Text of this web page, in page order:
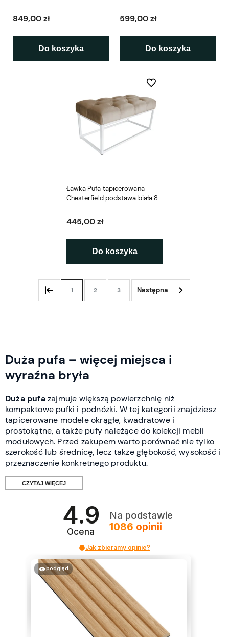
849,00 zł
Do koszyka
599,00 zł
Do koszyka
Ławka Pufa tapicerowana
Chesterfield podstawa biała 80
445,00 zł
Do koszyka
Do ulubionych
1 2 3
Duża pufa – więcej miejsca i
wyraźna bryła
Duża pufazajmuje większą powierzchnię niż
kompaktowe pufki i podnóżki. W tej kategorii znajdziesz
tapicerowane modele okrągłe, kwadratowe i
prostokątne, a także pufy należące do kolekcji mebli
modułowych. Przed zakupem warto porównać nie tylko
szerokość lub średnicę, lecz także głębokość, wysokość i
przeznaczenie konkretnego produktu.
CZYTAJ WIĘCEJ
Co oznacza duża pufa?
powierzchni siedziska i większym obrysie bryły. W
przypadku modeli okrągłych znaczenie ma średnica,
natomiast przy pufach kwadratowych i prostokątnych
trzeba sprawdzić jednocześnie szerokość oraz
Za dużą pufę można uznać między innymi model okrągły
o średnicy od około 75 cm, kwadratowy o boku od około
75 cm lub prostokątny, którego dłuższy bok ma
4.9
Ocena
Na podstawie
1086 opinii
Jak zbieramy opinie?
podgląd